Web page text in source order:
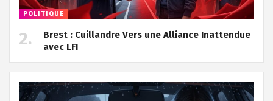
POLITIQUE
Brest : Cuillandre Vers une Alliance Inattendue
avec LFI